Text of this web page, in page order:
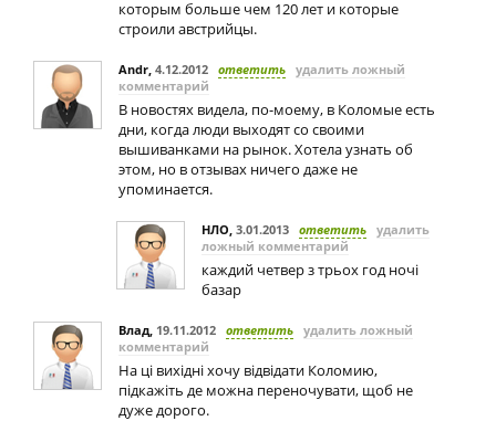
которым больше чем 120 лет и которые
строили австрийцы.
Andr, 4.12.2012 ответить удалить ложный
комментарий
В новостях видела, по-моему, в Коломые есть
дни, когда люди выходят со своими
вышиванками на рынок. Хотела узнать об
этом, но в отзывах ничего даже не
упоминается.
НЛО, 3.01.2013 ответить удалить
ложный комментарий
каждий четвер з трьох год ночі
базар
Влад, 19.11.2012 ответить удалить ложный
комментарий
На ці вихідні хочу відвідати Коломию,
підкажіть де можна переночувати, щоб не
дуже дорого.